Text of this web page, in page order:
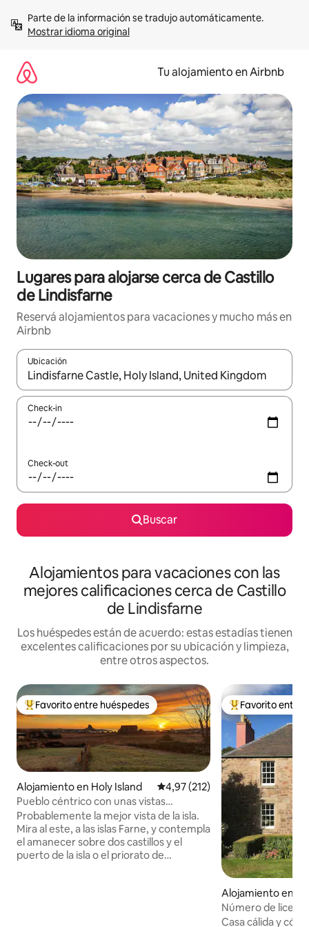
contenidoMostrar idioma original
Tu alojamiento en Airbnb
Lugares para alojarse cerca de Castillo
de Lindisfarne
Reservá alojamientos para vacaciones y mucho más en
Airbnb
Ubicación
Cuando los resultados estén disponibles, navegá con las
Check-in
Check-out
Buscar
Alojamientos para vacaciones con las
mejores calificaciones cerca de Castillo
de Lindisfarne
Los huéspedes están de acuerdo: estas estadías tienen
excelentes calificaciones por su ubicación y limpieza,
entre otros aspectos.
Favorito entre los huéspedes más destacados
Favorito entre huéspedes
Alojamiento en Holy Island Calificación promedio: 4,97 de
4,97 (212)
Pueblo céntrico con unas vistas
impresionantes y aparcamiento.
Probablemente la mejor vista de la isla.
Mira al este, a las islas Farne, y contempla
el amanecer sobre dos castillos y el
puerto de la isla o el priorato de
Favorito entre
Favorito entre
Alojamiento en
ders
Número de
SB00235F
Casa cálida y